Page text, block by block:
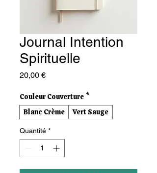
Journal Intention
Spirituelle
20,00 €Prix
Couleur Couverture *
Blanc Crème
Vert Sauge
Quantité *